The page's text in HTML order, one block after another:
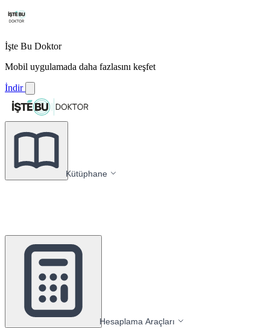
İşte Bu Doktor
Mobil uygulamada daha fazlasını keşfet
İndir
Kütüphane
Hesaplama Araçları